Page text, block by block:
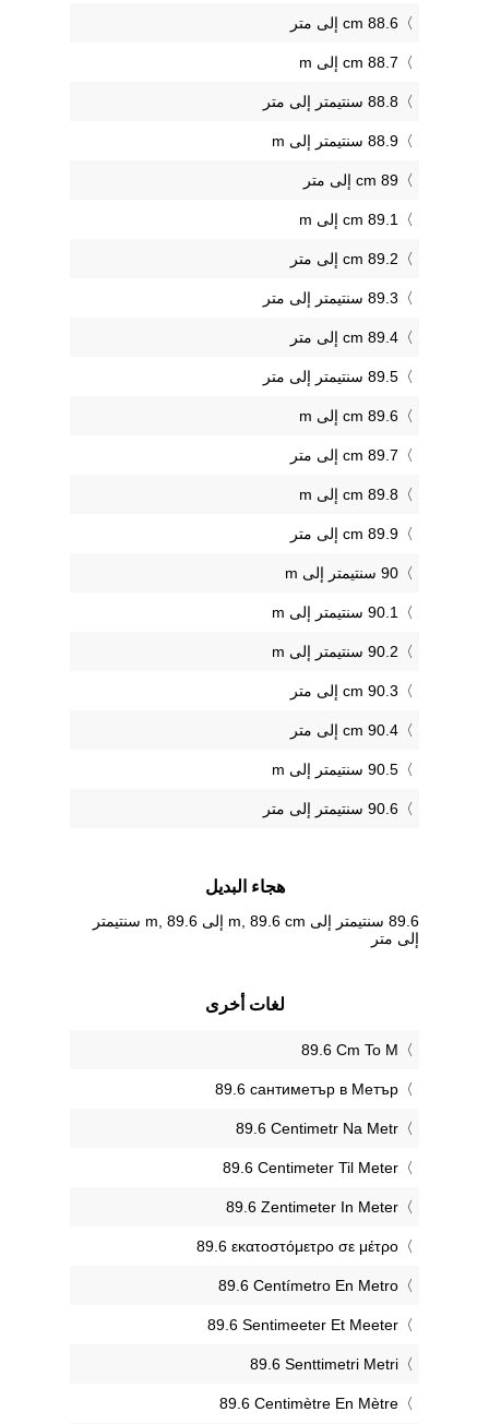
88.6 cm إلى متر
88.7 cm إلى m
88.8 سنتيمتر إلى متر
88.9 سنتيمتر إلى m
89 cm إلى متر
89.1 cm إلى m
89.2 cm إلى متر
89.3 سنتيمتر إلى متر
89.4 cm إلى متر
89.5 سنتيمتر إلى متر
89.6 cm إلى m
89.7 cm إلى متر
89.8 cm إلى m
89.9 cm إلى متر
90 سنتيمتر إلى m
90.1 سنتيمتر إلى m
90.2 سنتيمتر إلى m
90.3 cm إلى متر
90.4 cm إلى متر
90.5 سنتيمتر إلى m
90.6 سنتيمتر إلى متر
هجاء البديل
89.6 سنتيمتر إلى m, 89.6 cm إلى m, 89.6 سنتيمتر
إلى متر
لغات أخرى
‎89.6 Cm To M
‎89.6 сантиметър в Метър
‎89.6 Centimetr Na Metr
‎89.6 Centimeter Til Meter
‎89.6 Zentimeter In Meter
‎89.6 εκατοστόμετρο σε μέτρο
‎89.6 Centímetro En Metro
‎89.6 Sentimeeter Et Meeter
‎89.6 Senttimetri Metri
‎89.6 Centimètre En Mètre